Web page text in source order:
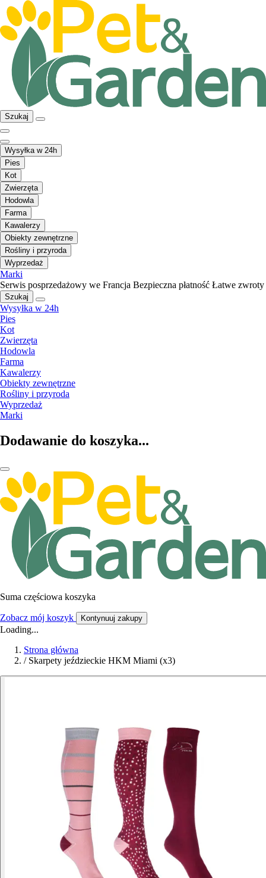
Szukaj
Wysyłka w 24h
Pies
Kot
Zwierzęta
Hodowla
Farma
Kawalerzy
Obiekty zewnętrzne
Rośliny i przyroda
Wyprzedaż
Marki
Serwis posprzedażowy we Francja Bezpieczna płatność Łatwe zwroty
Szukaj
Wysyłka w 24h
Pies
Kot
Zwierzęta
Hodowla
Farma
Kawalerzy
Obiekty zewnętrzne
Rośliny i przyroda
Wyprzedaż
Marki
Dodawanie do koszyka...
Suma częściowa koszyka
Zobacz mój koszyk Kontynuuj zakupy
Loading...
Strona główna
/ Skarpety jeździeckie HKM Miami (x3)